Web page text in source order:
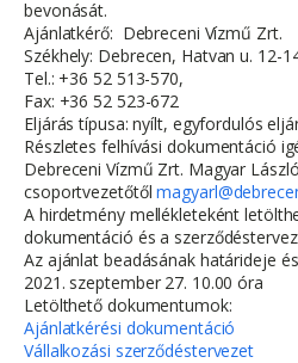
bevonását.
Ajánlatkérő: Debreceni Vízmű Zrt.
Székhely: Debrecen, Hatvan u. 12-
Tel.: +36 52 513-570,
Fax: +36 52 523-672
Eljárás típusa: nyílt, egyfordulós
Részletes felhívási dokumentáció
Debreceni Vízmű Zrt. Magyar
csoportvezetőtől
A hirdetmény mellékleteként
dokumentáció és a
Az ajánlat beadásának határideje
2021. szeptember 27. 10.00 óra
Letölthető dokumentumok:
Ajánlatkérési dokumentáció
Vállalkozási szerződéstervezet